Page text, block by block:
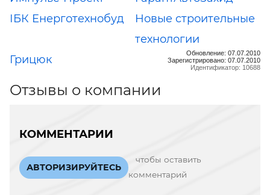
ІБК Енерготехнобуд
Новые строительные
технологии
Грицюк
Обновление: 07.07.2010
Зарегистрировано: 07.07.2010
Идентификатор: 10688
Отзывы о компании
КОММЕНТАРИИ
АВТОРИЗИРУЙТЕСЬ
чтобы оставить
комментарий